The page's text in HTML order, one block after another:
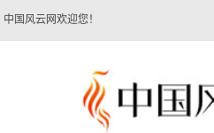
中国风云网欢迎您！